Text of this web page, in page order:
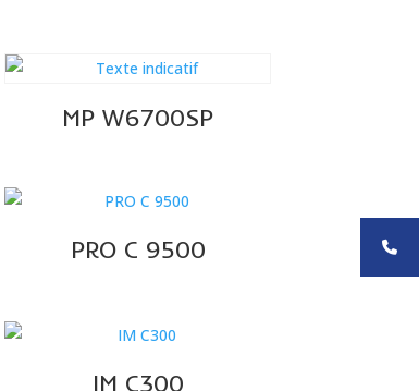
MP W6700SP
PRO C 9500
IM C300